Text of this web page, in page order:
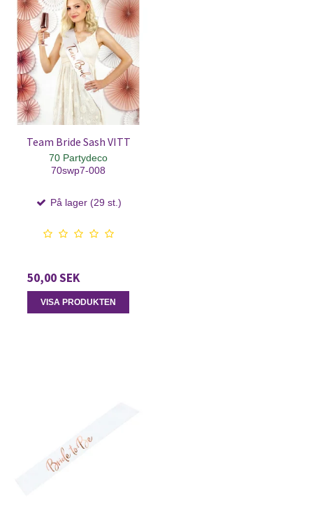
Team Bride Sash VITT
70 Partydeco
70swp7-008
På lager (29 st.)
50,00 SEK
VISA PRODUKTEN